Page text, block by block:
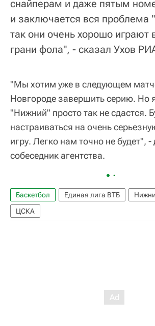
снайперам и даже пятым
и заключается вся проблема
так они очень хорошо играют
грани фола", - сказал Ухов
"Мы хотим уже в следующем
Новгороде завершить серию. Но
"Нижний" просто так не сдастся.
настраиваться на очень
игру. Легко нам точно не будет", -
собеседник агентства.
Баскетбол Единая лига ВТБ
ЦСКА